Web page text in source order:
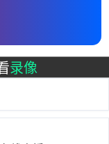
录像